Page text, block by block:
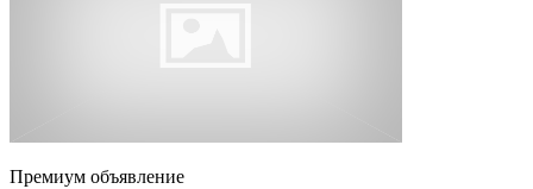
Премиум объявление